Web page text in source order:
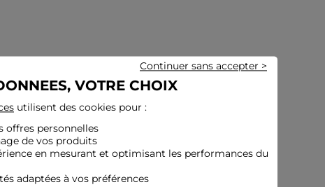
VOTRE CHOIX
utilisent des cookies pour :
offres personnelles
de vos produits
en mesurant et optimisant les performances du
adaptées à vos préférences
Continuer sans accepter >